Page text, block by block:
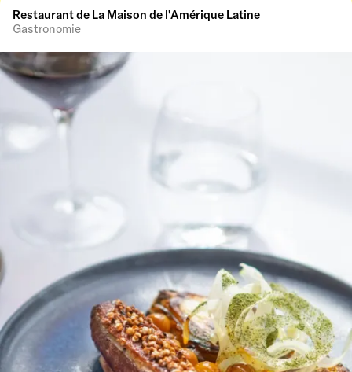
Restaurant de La Maison de l'Amérique Latine
Gastronomie